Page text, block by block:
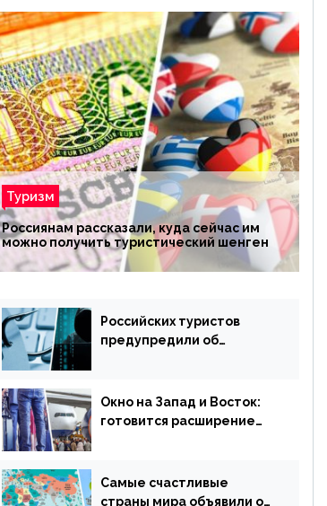
Туризм
Россиянам рассказали, куда сейчас им
можно получить туристический шенген
Российских туристов
предупредили об
мошенничества
Окно на Запад и Восток:
готовится расширение
страну
Самые счастливые
страны мира объявили об